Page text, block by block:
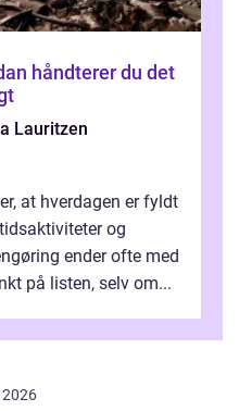
Lauritzen
at hverdagen er fyldt
og
ender ofte med
på listen, selv om...
2026